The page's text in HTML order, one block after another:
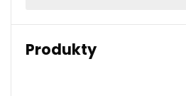
Produkty